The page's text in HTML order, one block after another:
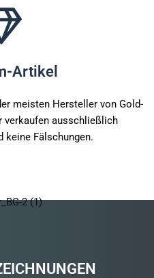
Artikel
meisten Hersteller von Gold-
verkaufen ausschließlich
keine Fälschungen.